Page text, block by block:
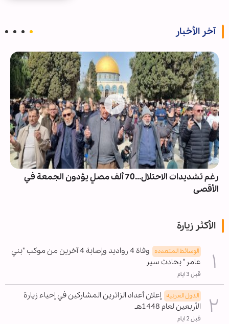
آخر الأخبار
رغم تشديدات الاحتلال...70 ألف مصلٍ يؤدون الجمعة في
الأقصى
الأكثر زيارة
الوسائط المتعدده
وفاة 4 رواديد وإصابة 4 آخرين من موكب "بني
عامر" بحادث سير
قبل 3 ايام
الدول العربیه إعلان أعداد الزائرين المشاركين في إحياء زيارة
الأربعين لعام 1448هـ
قبل 2 ايام